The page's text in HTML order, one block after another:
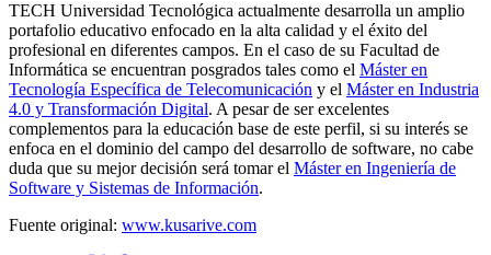
TECH Universidad Tecnológica actualmente desarrolla un amplio
portafolio educativo enfocado en la alta calidad y el éxito del
profesional en diferentes campos. En el caso de su Facultad de
Informática se encuentran posgrados tales como el Máster en
Tecnología Específica de Telecomunicación y el Máster en Industria
4.0 y Transformación Digital. A pesar de ser excelentes
complementos para la educación base de este perfil, si su interés se
enfoca en el dominio del campo del desarrollo de software, no cabe
duda que su mejor decisión será tomar el Máster en Ingeniería de
Software y Sistemas de Información.
Fuente original: www.kusarive.com